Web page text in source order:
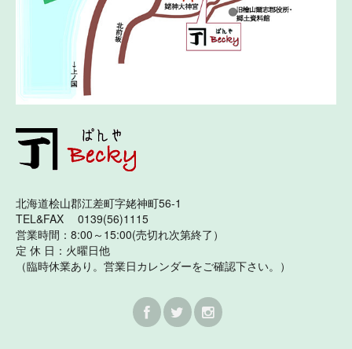
北海道桧山郡江差町字姥神町56-1
TEL&FAX 0139(56)1115
営業時間：8:00～15:00(売切れ次第終了）
定 休 日：火曜日他
（臨時休業あり。営業日カレンダーをご確認下さい。）